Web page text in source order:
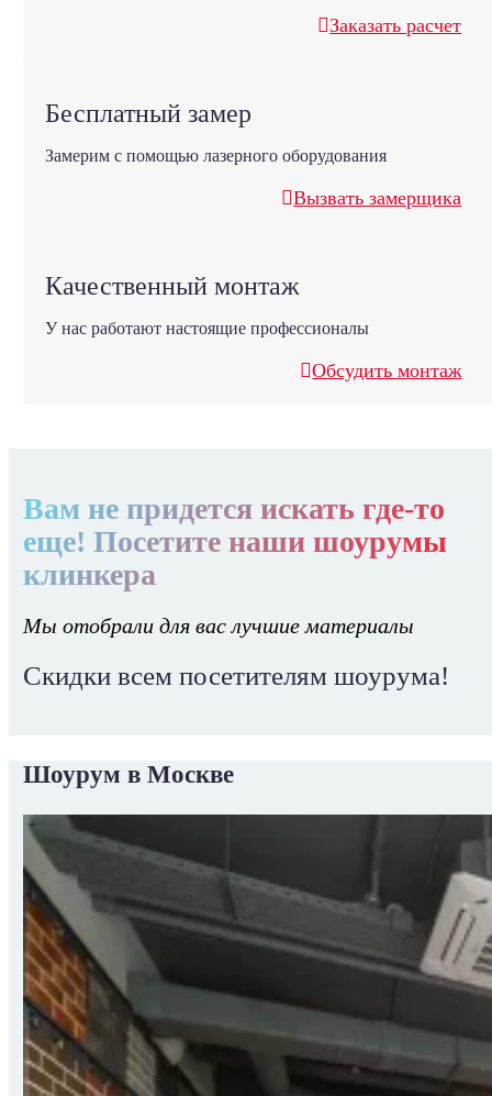
Заказать расчет
Бесплатный замер
Замерим с помощью лазерного оборудования
Вызвать замерщика
Качественный монтаж
У нас работают настоящие профессионалы
Обсудить монтаж
Вам не придется искать где-то
еще! Посетите наши шоурумы
клинкера
Мы отобрали для вас лучшие материалы
Скидки всем посетителям шоурума!
Шоурум в Москве